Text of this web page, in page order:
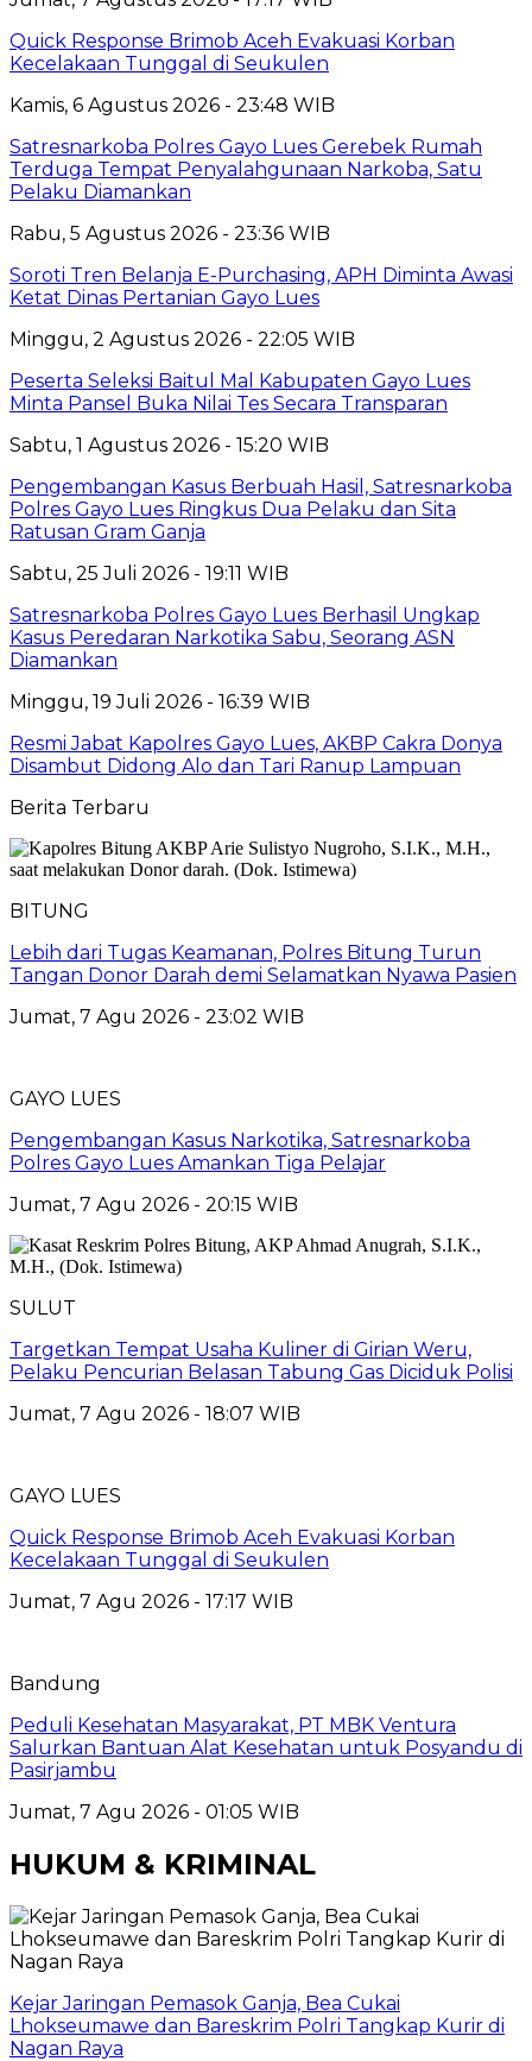
Quick Response Brimob Aceh Evakuasi Korban
Kecelakaan Tunggal di Seukulen
Kamis, 6 Agustus 2026 - 23:48 WIB
Satresnarkoba Polres Gayo Lues Gerebek Rumah
Terduga Tempat Penyalahgunaan Narkoba, Satu
Pelaku Diamankan
Rabu, 5 Agustus 2026 - 23:36 WIB
Soroti Tren Belanja E-Purchasing, APH Diminta Awasi
Ketat Dinas Pertanian Gayo Lues
Minggu, 2 Agustus 2026 - 22:05 WIB
Peserta Seleksi Baitul Mal Kabupaten Gayo Lues
Minta Pansel Buka Nilai Tes Secara Transparan
Sabtu, 1 Agustus 2026 - 15:20 WIB
Pengembangan Kasus Berbuah Hasil, Satresnarkoba
Polres Gayo Lues Ringkus Dua Pelaku dan Sita
Ratusan Gram Ganja
Sabtu, 25 Juli 2026 - 19:11 WIB
Satresnarkoba Polres Gayo Lues Berhasil Ungkap
Kasus Peredaran Narkotika Sabu, Seorang ASN
Diamankan
Minggu, 19 Juli 2026 - 16:39 WIB
Resmi Jabat Kapolres Gayo Lues, AKBP Cakra Donya
Disambut Didong Alo dan Tari Ranup Lampuan
Berita Terbaru
BITUNG
Lebih dari Tugas Keamanan, Polres Bitung Turun
Tangan Donor Darah demi Selamatkan Nyawa Pasien
Jumat, 7 Agu 2026 - 23:02 WIB
GAYO LUES
Pengembangan Kasus Narkotika, Satresnarkoba
Polres Gayo Lues Amankan Tiga Pelajar
Jumat, 7 Agu 2026 - 20:15 WIB
SULUT
Targetkan Tempat Usaha Kuliner di Girian Weru,
Pelaku Pencurian Belasan Tabung Gas Diciduk Polisi
Jumat, 7 Agu 2026 - 18:07 WIB
GAYO LUES
Quick Response Brimob Aceh Evakuasi Korban
Kecelakaan Tunggal di Seukulen
Jumat, 7 Agu 2026 - 17:17 WIB
Bandung
Peduli Kesehatan Masyarakat, PT MBK Ventura
Salurkan Bantuan Alat Kesehatan untuk Posyandu di
Pasirjambu
Jumat, 7 Agu 2026 - 01:05 WIB
HUKUM & KRIMINAL
Kejar Jaringan Pemasok Ganja, Bea Cukai
Lhokseumawe dan Bareskrim Polri Tangkap Kurir di
Nagan Raya